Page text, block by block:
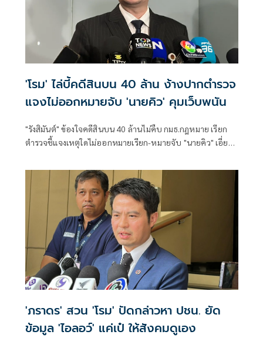
'โรม' ไล่บี้คดีสินบน 40 ล้าน ง้างปากตำรวจ
แจงไม่ออกหมายจับ 'นายคิว' คุมเว็บพนัน
"รังสิมันต์" ข้องใจคดีสินบน 40 ล้านไม่คืบ กมธ.กฎหมาย เรียก
ตำรวจชี้แจงเหตุใดไม่ออกหมายเรียก-หมายจับ "นายคิว" เอี่ยว
ความเท็จ หรือเจ้าหน้าที่ละเว้นปฏิบัติหน้าที่
'ภราดร' สวน 'โรม' ปัดกล่าวหา ปชน. ยัด
ข้อมูล 'ไอลอว์' แค่เป๋ ให้สังคมดูเอง